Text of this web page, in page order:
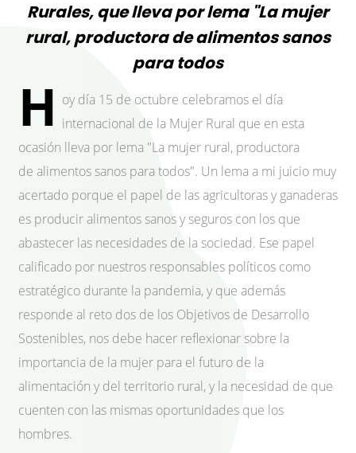
Rurales, que lleva por lema "La mujer
rural, productora de alimentos sanos
para todos
H oy día 15 de octubre celebramos el día
internacional de la Mujer Rural que en esta
ocasión lleva por lema "La mujer rural, productora
de alimentos sanos para todos". Un lema a mi juicio muy
acertado porque el papel de las agricultoras y ganaderas
es producir alimentos sanos y seguros con los que
abastecer las necesidades de la sociedad. Ese papel
calificado por nuestros responsables políticos como
estratégico durante la pandemia, y que además
responde al reto dos de los Objetivos de Desarrollo
Sostenibles, nos debe hacer reflexionar sobre la
importancia de la mujer para el futuro de la
alimentación y del territorio rural, y la necesidad de que
cuenten con las mismas oportunidades que los
hombres.